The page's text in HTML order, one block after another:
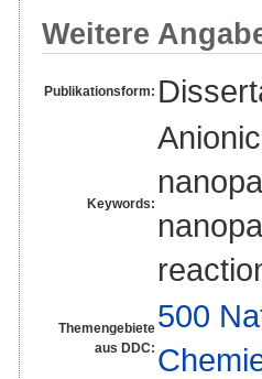
Weitere
Publikationsform:
Keywords:
Themengebiete
aus DDC:
500